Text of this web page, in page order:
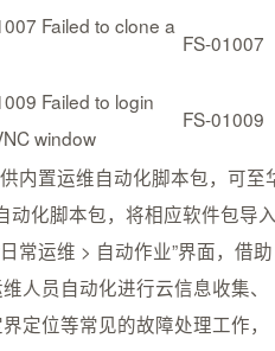
Failed to clone a
FS-01007
Failed to login
window
FS-01009
内置运维自动化脚本包，可至
动化脚本包，将相应软件包导
常运维 > 自动作业”界面，借助
人员自动化进行云信息收集、
定位等常见的故障处理工作，